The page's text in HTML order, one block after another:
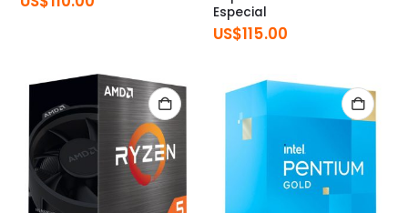
Especial
US$115.00